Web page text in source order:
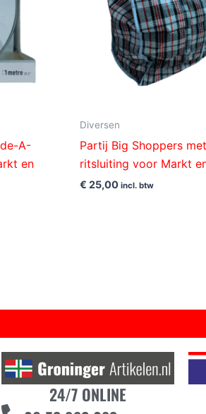
A-
en
Diversen
Partij Big Shoppers met
ritsluiting voor Markt
€ 25,00 incl. btw
24/7 ONLINE